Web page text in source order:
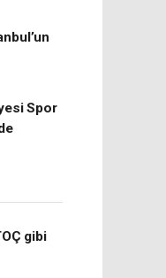
Spor
gibi